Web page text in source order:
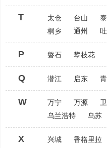
T 太仓 台山
桐乡
通州
P 磐石 攀枝花
Q 潜江 启东
W 万宁 万源
乌兰浩特
乌苏
X 兴城 香格里拉